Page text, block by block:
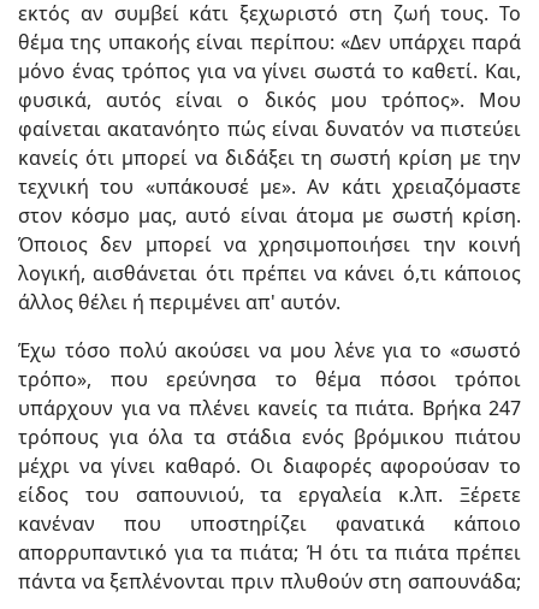
εκτός αν συμβεί κάτι ξεχωριστό στη ζωή τους. Το
θέμα της υπακοής είναι περίπου: «Δεν υπάρχει παρά
μόνο ένας τρόπος για να γίνει σωστά το καθετί. Και,
φυσικά, αυτός είναι ο δικός μου τρόπος». Μου
φαίνεται ακατανόητο πώς είναι δυνατόν να πιστεύει
κανείς ότι μπορεί να διδάξει τη σωστή κρίση με την
τεχνική του «υπάκουσέ με». Αν κάτι χρειαζόμαστε
στον κόσμο μας, αυτό είναι άτομα με σωστή κρίση.
Όποιος δεν μπορεί να χρησιμοποιήσει την κοινή
λογική, αισθάνεται ότι πρέπει να κάνει ό,τι κάποιος
άλλος θέλει ή περιμένει απ' αυτόν.
Έχω τόσο πολύ ακούσει να μου λένε για το «σωστό
τρόπο», που ερεύνησα το θέμα πόσοι τρόποι
υπάρχουν για να πλένει κανείς τα πιάτα. Βρήκα 247
τρόπους για όλα τα στάδια ενός βρόμικου πιάτου
μέχρι να γίνει καθαρό. Οι διαφορές αφορούσαν το
είδος του σαπουνιού, τα εργαλεία κ.λπ. Ξέρετε
κανέναν που υποστηρίζει φανατικά κάποιο
απορρυπαντικό για τα πιάτα; Ή ότι τα πιάτα πρέπει
πάντα να ξεπλένονται πριν πλυθούν στη σαπουνάδα;